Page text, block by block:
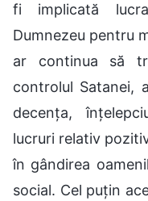
fi implicată
Dumnezeu pentru
ar continua să
controlul Satanei,
decența,
lucruri relativ
în gândirea
social. Cel puțin